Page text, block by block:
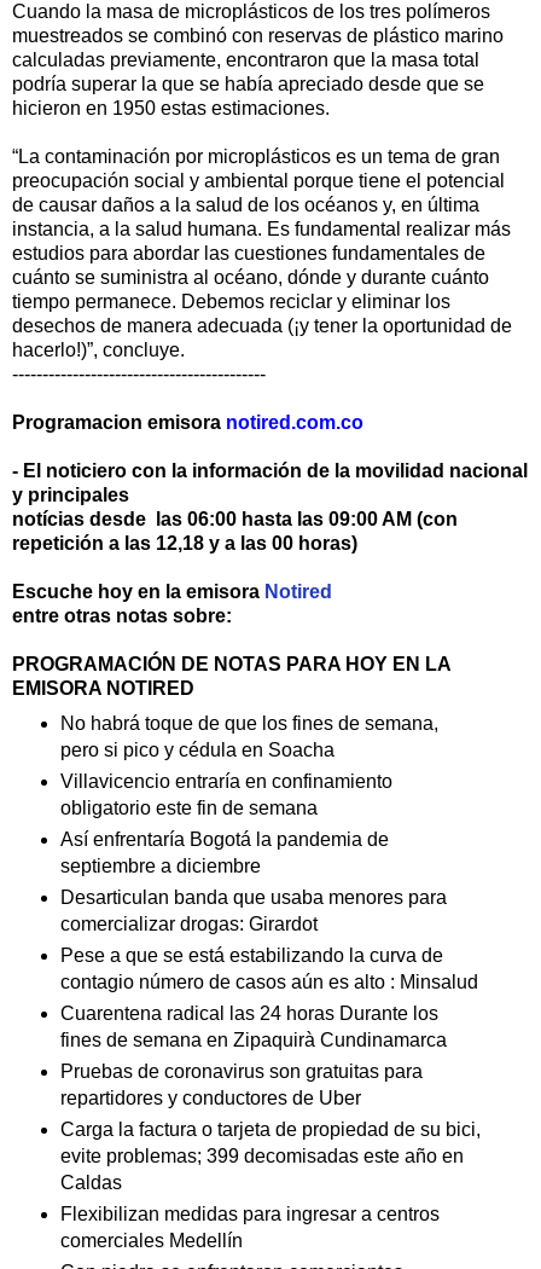
Cuando la masa de microplásticos de los tres polímeros
muestreados se combinó con reservas de plástico marino
calculadas previamente, encontraron que la masa total
podría superar la que se había apreciado desde que se
hicieron en 1950 estas estimaciones.
“La contaminación por microplásticos es un tema de gran
preocupación social y ambiental porque tiene el potencial
de causar daños a la salud de los océanos y, en última
instancia, a la salud humana. Es fundamental realizar más
estudios para abordar las cuestiones fundamentales de
cuánto se suministra al océano, dónde y durante cuánto
tiempo permanece. Debemos reciclar y eliminar los
desechos de manera adecuada (¡y tener la oportunidad de
hacerlo!)”, concluye.
------------------------------------------
Programacion emisora notired.com.co
- El noticiero con la información de la movilidad nacional
y principales
notícias desde las 06:00 hasta las 09:00 AM (con
repetición a las 12,18 y a las 00 horas)
Escuche hoy en la emisora Notired
entre otras notas sobre:
PROGRAMACIÓN DE NOTAS PARA HOY EN LA
EMISORA NOTIRED
No habrá toque de que los fines de semana,
pero si pico y cédula en Soacha
Villavicencio entraría en confinamiento
obligatorio este fin de semana
Así enfrentaría Bogotá la pandemia de
septiembre a diciembre
Desarticulan banda que usaba menores para
comercializar drogas: Girardot
Pese a que se está estabilizando la curva de
contagio número de casos aún es alto : Minsalud
Cuarentena radical las 24 horas Durante los
fines de semana en Zipaquirà Cundinamarca
Pruebas de coronavirus son gratuitas para
repartidores y conductores de Uber
Carga la factura o tarjeta de propiedad de su bici,
evite problemas; 399 decomisadas este año en
Caldas
Flexibilizan medidas para ingresar a centros
comerciales Medellín